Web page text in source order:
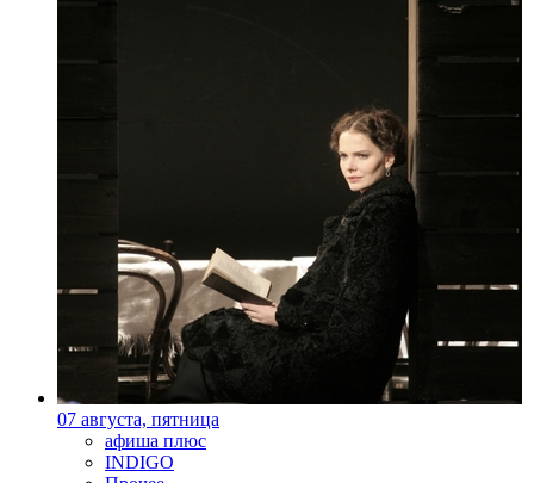
07 августа, пятница
афиша плюс
INDIGO